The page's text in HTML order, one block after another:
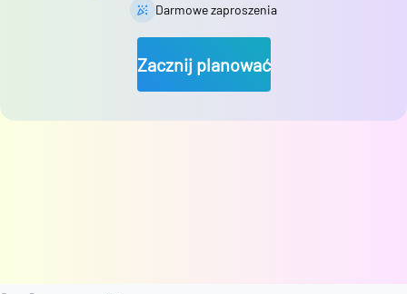
Darmowe zaproszenia
Zacznij planować